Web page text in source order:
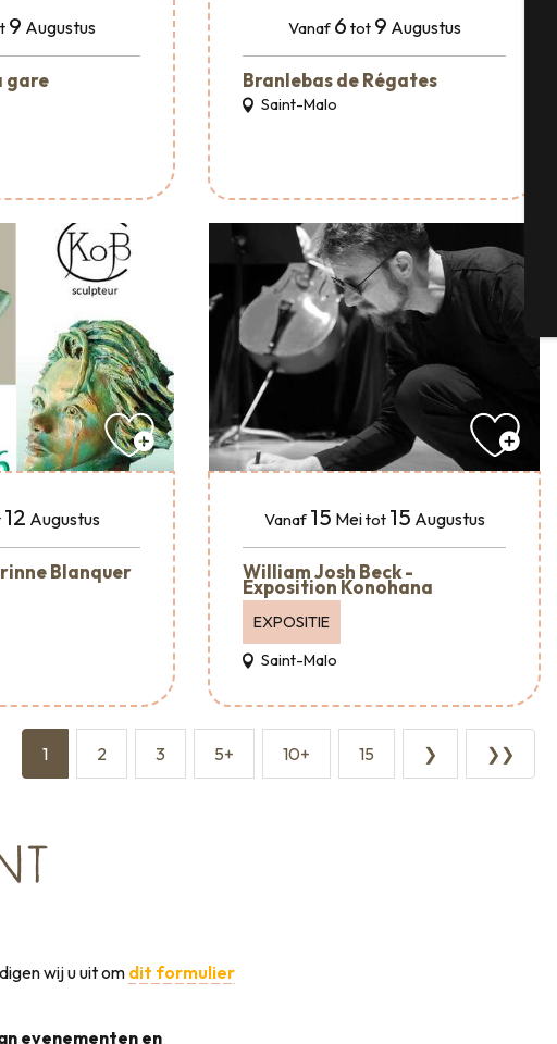
9 Augustus
gare
Vanaf 6 tot 9 Augustus
Branlebas de Régates
Saint-Malo
12 Augustus
Blanquer
Vanaf 15 Meitot 15 Augustus
William Josh Beck -
Exposition Konohana
EXPOSITIE
Saint-Malo
1 2 3 5+ 10+ 15 ❯ ❯❯
wij u uit om dit formulier
evenementen en